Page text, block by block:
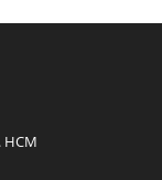
HCM